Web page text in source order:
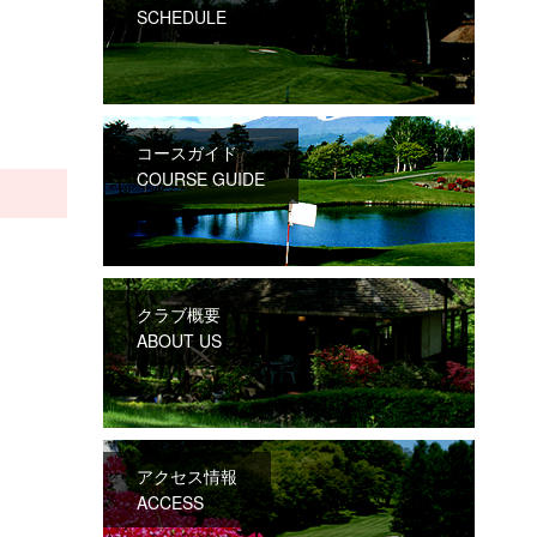
SCHEDULE
コースガイド
COURSE GUIDE
クラブ概要
ABOUT US
アクセス情報
ACCESS